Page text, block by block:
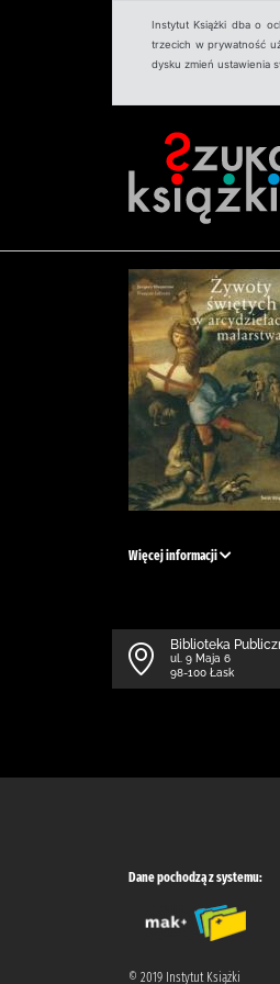
Instytut Książki dba o
trzecich w prywatność
dysku zmień ustawienia
Więcej informacji
Biblioteka
ul. 9 Maja 6
98-100 Łask
Dane pochodzą z systemu:
© 2019 Instytut Książki